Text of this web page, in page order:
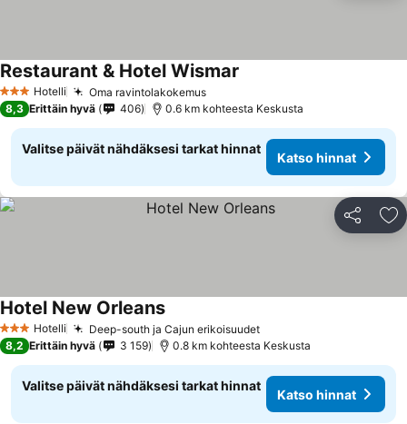
3 Tähtiluokitus
Hotelli Oma ravintolakokemusKatso hinnat
Restaurant & Hotel Wismar
8,3 Erittäin hyvä 406 0.6 km kohteesta Keskusta
Valitse päivät nähdäksesi tarkat hinnat
Katso hinnat
Jaa
3 Tähtiluokitus
Hotelli Deep-south ja Cajun erikoisuudetKatso hinnat
Hotel New OrleansKatso hinnat
8,2 Erittäin hyvä 3 159 0.8 km kohteesta Keskusta
Valitse päivät nähdäksesi tarkat hinnat
Katso hinnat